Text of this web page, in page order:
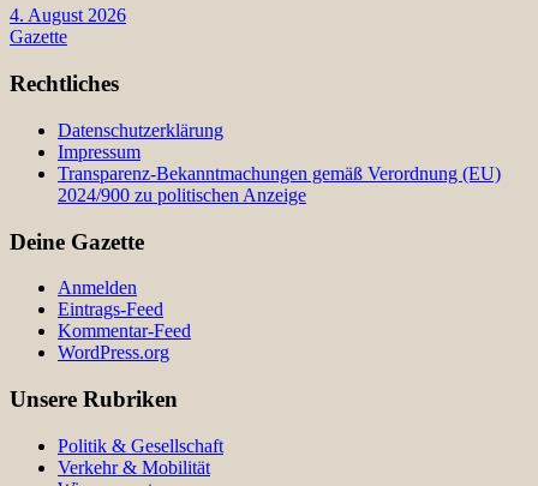
4. August 2026
Gazette
Rechtliches
Datenschutzerklärung
Impressum
Transparenz-Bekanntmachungen gemäß Verordnung (EU)
2024/900 zu politischen Anzeige
Deine Gazette
Anmelden
Eintrags-Feed
Kommentar-Feed
WordPress.org
Unsere Rubriken
Politik & Gesellschaft
Verkehr & Mobilität